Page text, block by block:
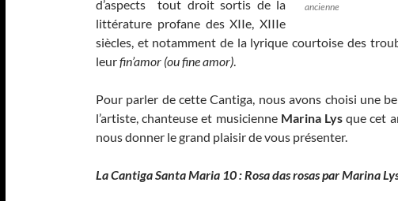
ancienne
d’aspects tout droit sortis de la
littérature profane des XIIe, XIIIe
siècles, et notamment de la lyrique courtoise des
leurfin’amor (ou fine amor).
Pour parler de cette Cantiga, nous avons choisi une
l’artiste, chanteuse et musicienne Marina Lys que cet
nous donner le grand plaisir de vous présenter.
La Cantiga Santa Maria 10 : Rosa das rosas par Marina